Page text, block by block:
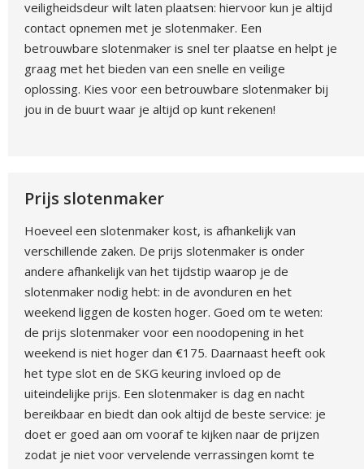
veiligheidsdeur wilt laten plaatsen: hiervoor kun je altijd
contact opnemen met je slotenmaker. Een
betrouwbare slotenmaker is snel ter plaatse en helpt je
graag met het bieden van een snelle en veilige
oplossing. Kies voor een betrouwbare slotenmaker bij
jou in de buurt waar je altijd op kunt rekenen!
Prijs slotenmaker
Hoeveel een slotenmaker kost, is afhankelijk van
verschillende zaken. De prijs slotenmaker is onder
andere afhankelijk van het tijdstip waarop je de
slotenmaker nodig hebt: in de avonduren en het
weekend liggen de kosten hoger. Goed om te weten:
de prijs slotenmaker voor een noodopening in het
weekend is niet hoger dan €175. Daarnaast heeft ook
het type slot en de SKG keuring invloed op de
uiteindelijke prijs. Een slotenmaker is dag en nacht
bereikbaar en biedt dan ook altijd de beste service: je
doet er goed aan om vooraf te kijken naar de prijzen
zodat je niet voor vervelende verrassingen komt te